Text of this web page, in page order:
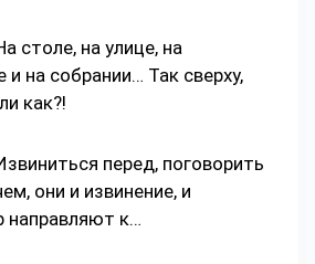
столе, на улице, на
и на собрании… Так сверху,
как?!
перед, поговорить
они и извинение, и
направляют к…